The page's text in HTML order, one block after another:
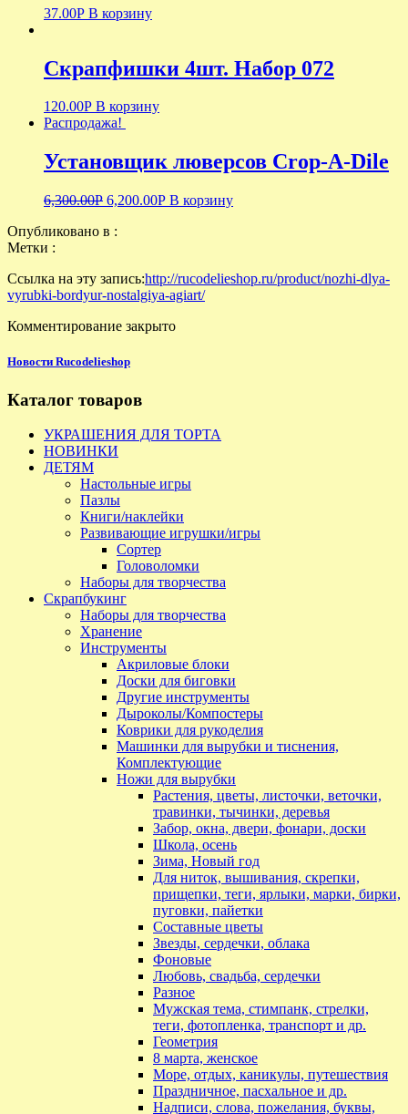
37.00Р В корзину
Скрапфишки 4шт. Набор 072
120.00Р В корзину
Распродажа!
Установщик люверсов Crop-A-Dile
6,300.00Р 6,200.00Р В корзину
Опубликовано в :
Метки :
Ссылка на эту запись:http://rucodelieshop.ru/product/nozhi-dlya-
vyrubki-bordyur-nostalgiya-agiart/
Комментирование закрыто
Новости Rucodelieshop
Каталог товаров
УКРАШЕНИЯ ДЛЯ ТОРТА
НОВИНКИ
ДЕТЯМ
Настольные игры
Пазлы
Книги/наклейки
Развивающие игрушки/игры
Сортер
Головоломки
Наборы для творчества
Скрапбукинг
Наборы для творчества
Хранение
Инструменты
Акриловые блоки
Доски для биговки
Другие инструменты
Дыроколы/Компостеры
Коврики для рукоделия
Машинки для вырубки и тиснения,
Комплектующие
Ножи для вырубки
Растения, цветы, листочки, веточки,
травинки, тычинки, деревья
Забор, окна, двери, фонари, доски
Школа, осень
Зима, Новый год
Для ниток, вышивания, скрепки,
прищепки, теги, ярлыки, марки, бирки,
пуговки, пайетки
Составные цветы
Звезды, сердечки, облака
Фоновые
Любовь, свадьба, сердечки
Разное
Мужская тема, стимпанк, стрелки,
теги, фотопленка, транспорт и др.
Геометрия
8 марта, женское
Море, отдых, каникулы, путешествия
Праздничное, пасхальное и др.
Надписи, слова, пожелания, буквы,